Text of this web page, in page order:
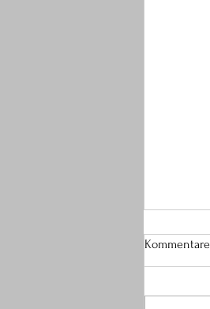
Kommentare